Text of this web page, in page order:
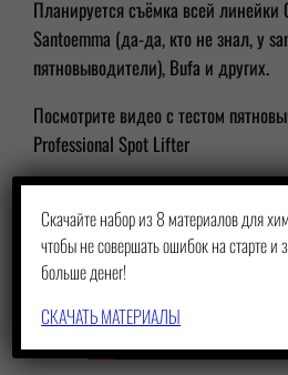
Планируется съёмка всей линейки
Santoemma (да-да, кто не знал, у
пятновыводители), Bufa и других.
Посмотрите видео с тестом
Professional Spot Lifter
Скачайте набор из 8 материалов для
чтобы не совершать ошибок на старте и
больше денег!
СКАЧАТЬ МАТЕРИАЛЫ